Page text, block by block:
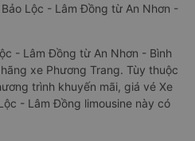
Lộc - Lâm Đồng từ An Nhơn -
- Lâm Đồng từ An Nhơn - Bình
xe Phương Trang. Tùy thuộc
trình khuyến mãi, giá vé Xe
- Lâm Đồng limousine này có